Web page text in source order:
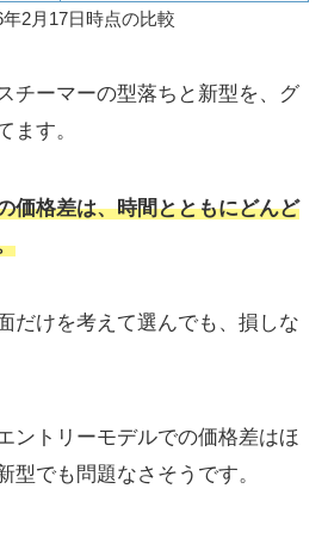
2月17日時点の比較
チーマーの型落ちと新型を、グ
ます。
価格差は、時間とともにどんど
だけを考えて選んでも、損しな
ントリーモデルでの価格差はほ
型でも問題なさそうです。